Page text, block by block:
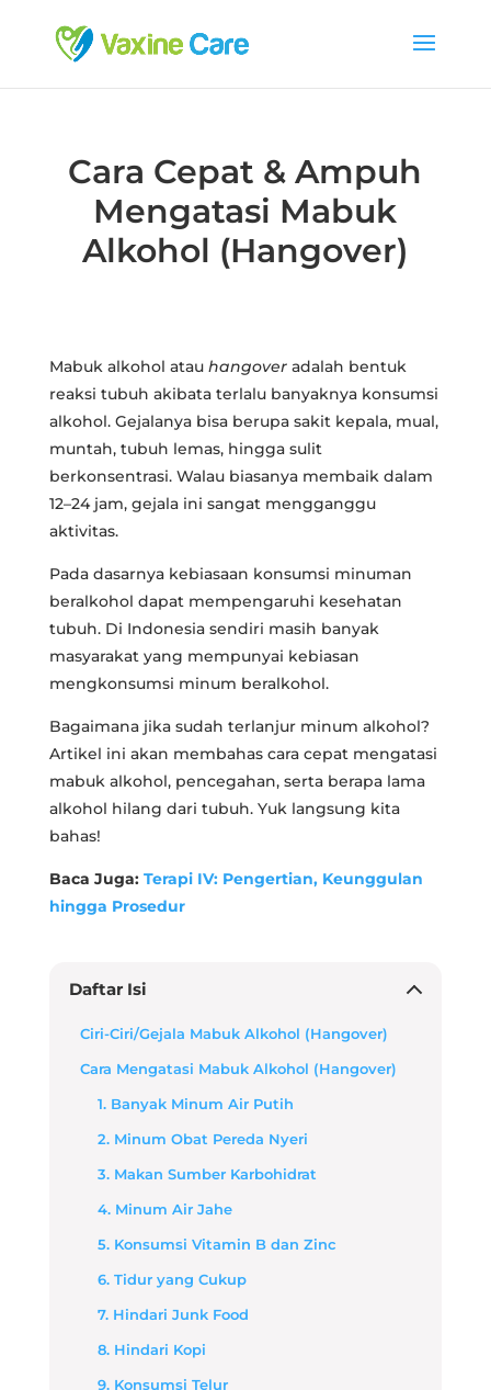
Cara Cepat & Ampuh
Mengatasi Mabuk
Alkohol (Hangover)
Mabuk alkohol atau hangoveradalah bentuk
reaksi tubuh akibata terlalu banyaknya konsumsi
alkohol. Gejalanya bisa berupa sakit kepala, mual,
muntah, tubuh lemas, hingga sulit
berkonsentrasi. Walau biasanya membaik dalam
12–24 jam, gejala ini sangat mengganggu
aktivitas.
Pada dasarnya kebiasaan konsumsi minuman
beralkohol dapat mempengaruhi kesehatan
tubuh. Di Indonesia sendiri masih banyak
masyarakat yang mempunyai kebiasan
mengkonsumsi minum beralkohol.
Bagaimana jika sudah terlanjur minum alkohol?
Artikel ini akan membahas cara cepat mengatasi
mabuk alkohol, pencegahan, serta berapa lama
alkohol hilang dari tubuh. Yuk langsung kita
bahas!
Baca Juga: Terapi IV: Pengertian, Keunggulan
hingga Prosedur
Daftar Isi
Ciri-Ciri/Gejala Mabuk Alkohol (Hangover)
Cara Mengatasi Mabuk Alkohol (Hangover)
1. Banyak Minum Air Putih
2. Minum Obat Pereda Nyeri
3. Makan Sumber Karbohidrat
4. Minum Air Jahe
5. Konsumsi Vitamin B dan Zinc
6. Tidur yang Cukup
7. Hindari Junk Food
8. Hindari Kopi
9. Konsumsi Telur